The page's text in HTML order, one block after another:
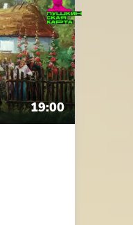
19:00